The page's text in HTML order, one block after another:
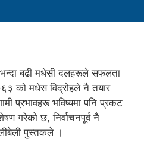
बढी मधेसी दलहरूले सफलता
को मधेस विद्रोहले नै तयार
प्रभावहरू भविष्यमा पनि प्रकट
गरेको छ, निर्वाचनपूर्व नै
पुस्तकले ।